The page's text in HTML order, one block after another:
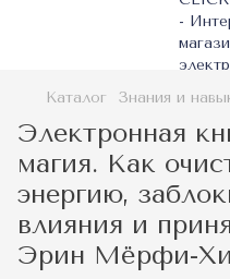
Каталог Знания и
Электронная
магия. Как
энергию,
влияния и
Эрин Мёрфи-